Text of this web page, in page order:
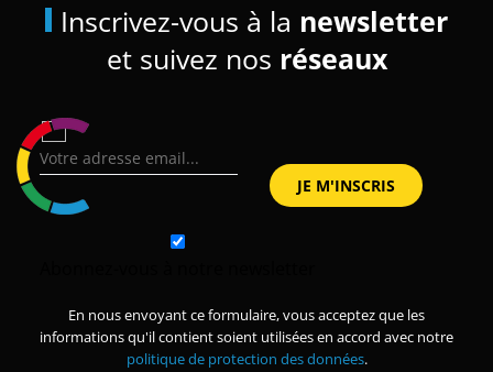
Inscrivez-vous à la newsletter
et suivez nos réseaux
En nous envoyant ce formulaire, vous acceptez que les
informations qu'il contient soient utilisées en accord avec notre
politique de protection des données.